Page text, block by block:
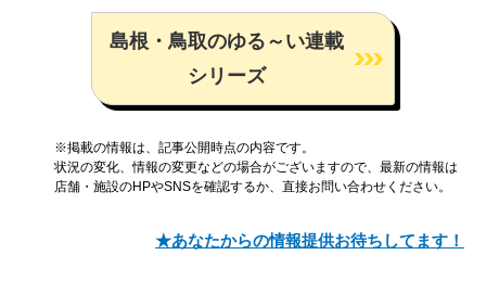
島根・鳥取のゆる～い連載
シリーズ
※掲載の情報は、記事公開時点の内容です。
状況の変化、情報の変更などの場合がございますので、最新の情報は
店舗・施設のHPやSNSを確認するか、直接お問い合わせください。
★あなたからの情報提供お待ちしてます！